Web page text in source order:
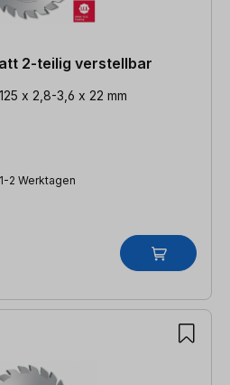
2-teilig verstellbar
x 2,8-3,6 x 22 mm
2 Werktagen